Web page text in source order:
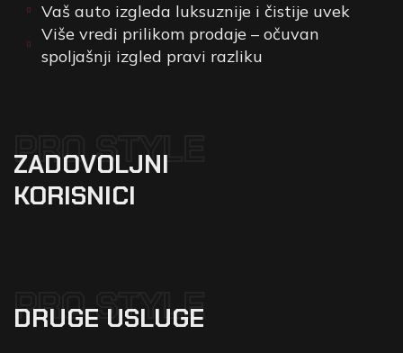
Vaš auto izgleda luksuznije i čistije uvek
Više vredi prilikom prodaje – očuvan
spoljašnji izgled pravi razliku
PRO STYLE
ZADOVOLJNI
KORISNICI
PRO STYLE
DRUGE USLUGE